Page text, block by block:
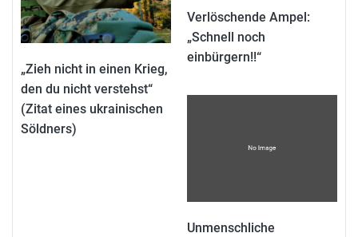
„Zieh nicht in einen Krieg,
den du nicht verstehst“
(Zitat eines ukrainischen
Söldners)
Verlöschende Ampel:
„Schnell noch
einbürgern!!“
Unmenschliche